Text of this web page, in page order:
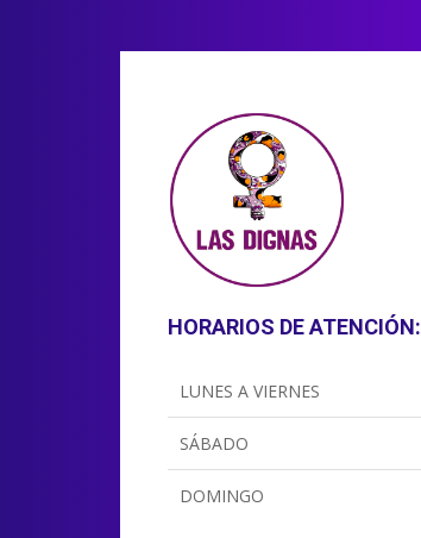
HORARIOS DE ATENCIÓN:
LUNES A VIERNES
SÁBADO
DOMINGO